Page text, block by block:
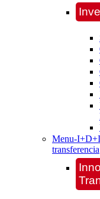
Menu-
transferencia